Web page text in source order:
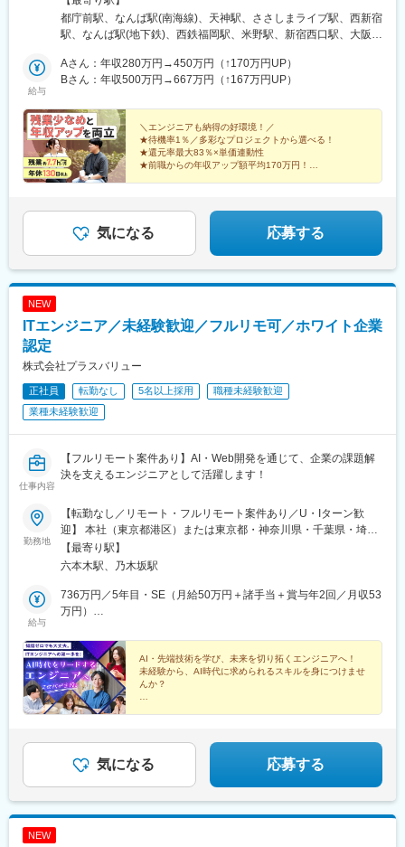
駅、池上駅、用賀駅、桜新町駅、経堂駅、成城学園前駅、祖師ケ
谷大蔵駅、駒沢大学駅、千歳烏山駅、明大前駅、下高井戸駅、豪
徳寺駅、大塚駅(東京都)、巣鴨駅、駒込駅、要町駅、東池袋駅、雑
司が谷駅、西巣鴨駅、北池袋駅、椎名町駅、千川駅、練馬駅、石
神井公園駅、大泉学園駅、光が丘駅、江古田駅、桜台駅(東京都)、
駅、竹ノ塚駅、梅島駅、五反野駅、青井駅、六町駅、舎人駅、舎
人公園駅、谷在家駅、金町駅(東京都)、新小岩駅、亀有駅、青砥
駅、京成立石駅、柴又駅、お花茶屋駅、堀切菖蒲園駅、京成高砂
駅、四ツ木駅、瑞江駅、一之江駅、船堀駅、篠崎駅、平井駅(東京
都)、葛西臨海公園駅、南行徳駅、行徳駅、妙典駅、浦安駅(千葉
駅、東松山駅、坂戸駅(埼玉県)、若葉駅、鶴ケ島駅、入間市駅、狭
山市駅、飯能駅、東飯能駅、久喜駅、加須駅、羽生駅、行田駅、
深谷駅、本庄駅、北上尾駅、与野駅、与野本町駅、北与野駅、中
浦和駅、武蔵浦和駅、北浦和駅、さいたま新都心駅、東大宮駅、
土呂駅、宮原駅、西大宮駅、新百合ケ丘駅、百合ケ丘駅、登戸
駅、たまプラーザ駅、あざみ野駅、青葉台駅、長津田駅、中山駅
(神奈川県)、鴨居駅、菊名駅、大倉山駅(神奈川県)、綱島駅、日吉
須賀駅、逗子駅、鎌倉駅、北鎌倉駅、大船駅、東戸塚駅、藤沢本
町駅、茅ケ崎駅、本厚木駅、海老名駅(相模線)、北品川駅、稲荷町
駅(東京都)、牛田駅(東京都)、西早稲田駅、立川南駅、京成船橋
駅、不動前駅、大崎広小路駅、御成門駅、新日本橋駅、新御茶ノ
水駅、麹町駅、水道橋駅、六本木一丁目駅、外苑前駅、南新宿
駅、西太子堂駅、池ノ上駅、九品仏駅、祐天寺駅、二子新地駅、
下神明駅、馬車道駅、伊勢佐木長者町駅、幸谷駅、赤羽岩淵駅、
日暮里駅(舎人ライナー)、とうきょうスカイツリー駅、亀戸水神
張本郷駅、京成千葉駅、西登戸駅、本川越駅、北朝霞駅、京王八
王子駅、上野御徒町駅、浅草駅(ＴＸ)、馬喰町駅、両国駅、三ノ輪
橋駅、京橋駅(東京都)、銀座駅、新宿西口駅、牛込柳町駅、若松河
田駅、参宮橋駅、白金台駅、赤羽橋駅、菊川駅(東京都)、梅屋敷駅
ル)、大岡山駅、千歳船橋駅、松原駅(東京都)、山下駅(東京都)、大
塚駅前駅、千石駅、東池袋四丁目駅、都電雑司ケ谷駅、下板橋
駅、西新井大師西駅、新柴又駅、東京ディズニーランド・ステー
ション駅、県庁前駅(千葉県)、宮崎台駅、新綱島駅、逸見駅、逗
子・葉山駅、和田塚駅、北茅ケ崎駅、京成上野駅、京成関屋駅、
東海神駅、高輪台駅、岩本町駅、乃木坂駅、信濃町駅、国会議事
堂前駅、東新宿駅、四谷三丁目駅、東北沢駅、日本大通り駅、曳
駅、東日本橋駅、荒川一中前駅、目白駅、早稲田駅(都電荒川線)、
国立競技場駅、築地市場駅、大森海岸駅、宮の坂駅、巣鴨新田
駅、西ケ原駅、板橋駅、豊島園駅(西武線)、氷川台駅、リゾートゲ
国4都市に拡大中】※各支社の住所詳細は、下記「勤務地一覧」を
ご参照ください※全国に拠点を展開し、近い将来上場を目指してい
で、組織規模も拡大を続けている当社。事業の安定成長に伴い
「新宿」へ本社移転！事業の安定性・将来性を感じられる環境の
都庁前駅、なんば駅(南海線)、天神駅、ささしまライブ駅、西新宿
駅、なんば駅(地下鉄)、西鉄福岡駅、米野駅、新宿西口駅、大阪難
給与
Aさん：年収280万円→450万円（↑170万円UP）
Bさん：年収500万円→667万円（↑167万円UP）
＼エンジニアも納得の好環境！／
★待機率1％／多彩なプロジェクトから選べる！
★還元率最大83％×単価連動性
★前職からの年収アップ額平均170万円！
気になる 応募する
NEW
ITエンジニア／未経験歓迎／フルリモ可／ホワイト企業
認定
株式会社プラスバリュー
正社員 転勤なし 5名以上採用
職種未経験歓迎
業種未経験歓迎
仕事内容
【フルリモート案件あり】AI・Web開発を通じて、企業の課題解
決を支えるエンジニアとして活躍します！
勤務地
【転勤なし／リモート・フルリモート案件あり／U・Iターン歓
迎】 本社（東京都港区）または東京都・神奈川県・千葉県・埼玉
県の各プロジェクト先での勤務となります。勤務地は希望を最大
限考慮のうえ決定し、転居を伴う転勤はありません。 また、U・I
の地域情報や住みやすいエリアをご案内。引越し後の新生活もし
っかりサポートするため、遠方からのチャレンジも安心です。
3F［アクセス］◎各線「六本木駅」より徒歩5分◎東京メトロ千
代田線「乃木坂駅」より徒歩5分 ※受動喫煙対策：屋内全面禁煙
【最寄り駅】
六本木駅、乃木坂駅
給与
736万円／5年目・SE（月給50万円＋諸手当＋賞与年2回／月収53
万円）
万円）
AI・先端技術を学び、未来を切り拓くエンジニアへ！
未経験から、AI時代に求められるスキルを身につけませ
んか？
気になる 応募する
NEW